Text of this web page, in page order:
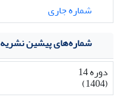
شماره جاری
شماره‌های پیشین نشریه
دوره 14
(1404)